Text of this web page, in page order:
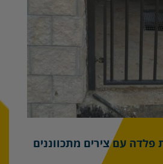
עם צירים מתכווננים